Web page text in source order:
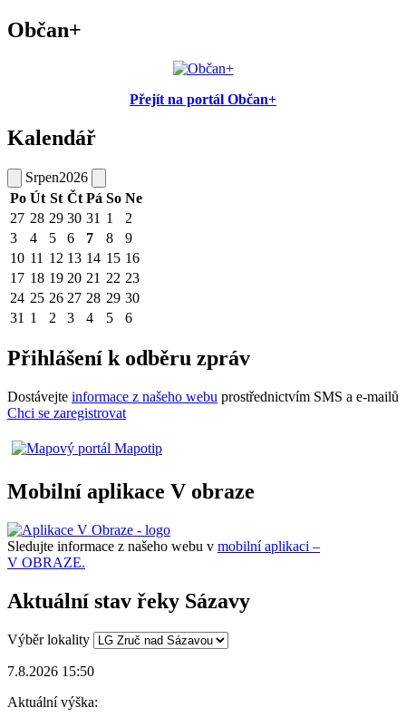
Občan+
Přejít na portál Občan+
Kalendář
Srpen2026
Po Út St Čt Pá So Ne
27 28 29 30 31 1
2
3
4 5 6 7 8
9
10 11 12 13 14 15 16
17 18 19 20 21 22 23
24 25 26 27 28 29 30
31 1 2 3 4 5 6
Přihlášení k odběru zpráv
Dostávejte informace z našeho webu prostřednictvím SMS a e-mailů
Chci se zaregistrovat
Mobilní aplikace V obraze
Sledujte informace z našeho webu v mobilní aplikaci –
V OBRAZE.
Aktuální stav řeky Sázavy
Výběr lokality
7.8.2026 15:50
Aktuální výška: